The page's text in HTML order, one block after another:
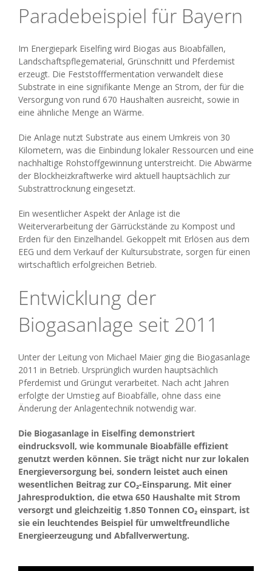
Paradebeispiel für Bayern
Im Energiepark Eiselfing wird Biogas aus Bioabfällen,
Landschaftspflegematerial, Grünschnitt und Pferdemist
erzeugt. Die Feststofffermentation verwandelt diese
Substrate in eine signifikante Menge an Strom, der für die
Versorgung von rund 670 Haushalten ausreicht, sowie in
eine ähnliche Menge an Wärme.
Die Anlage nutzt Substrate aus einem Umkreis von 30
Kilometern, was die Einbindung lokaler Ressourcen und eine
nachhaltige Rohstoffgewinnung unterstreicht. Die Abwärme
der Blockheizkraftwerke wird aktuell hauptsächlich zur
Substrattrocknung eingesetzt.
Ein wesentlicher Aspekt der Anlage ist die
Weiterverarbeitung der Gärrückstände zu Kompost und
Erden für den Einzelhandel. Gekoppelt mit Erlösen aus dem
EEG und dem Verkauf der Kultursubstrate, sorgen für einen
wirtschaftlich erfolgreichen Betrieb.
Entwicklung der
Biogasanlage seit 2011
Unter der Leitung von Michael Maier ging die Biogasanlage
2011 in Betrieb. Ursprünglich wurden hauptsächlich
Pferdemist und Grüngut verarbeitet. Nach acht Jahren
erfolgte der Umstieg auf Bioabfälle, ohne dass eine
Änderung der Anlagentechnik notwendig war.
Die Biogasanlage in Eiselfing demonstriert
eindrucksvoll, wie kommunale Bioabfälle effizient
genutzt werden können. Sie trägt nicht nur zur lokalen
Energieversorgung bei, sondern leistet auch einen
wesentlichen Beitrag zur CO₂-Einsparung. Mit einer
Jahresproduktion, die etwa 650 Haushalte mit Strom
versorgt und gleichzeitig 1.850 Tonnen CO₂ einspart, ist
sie ein leuchtendes Beispiel für umweltfreundliche
Energieerzeugung und Abfallverwertung.